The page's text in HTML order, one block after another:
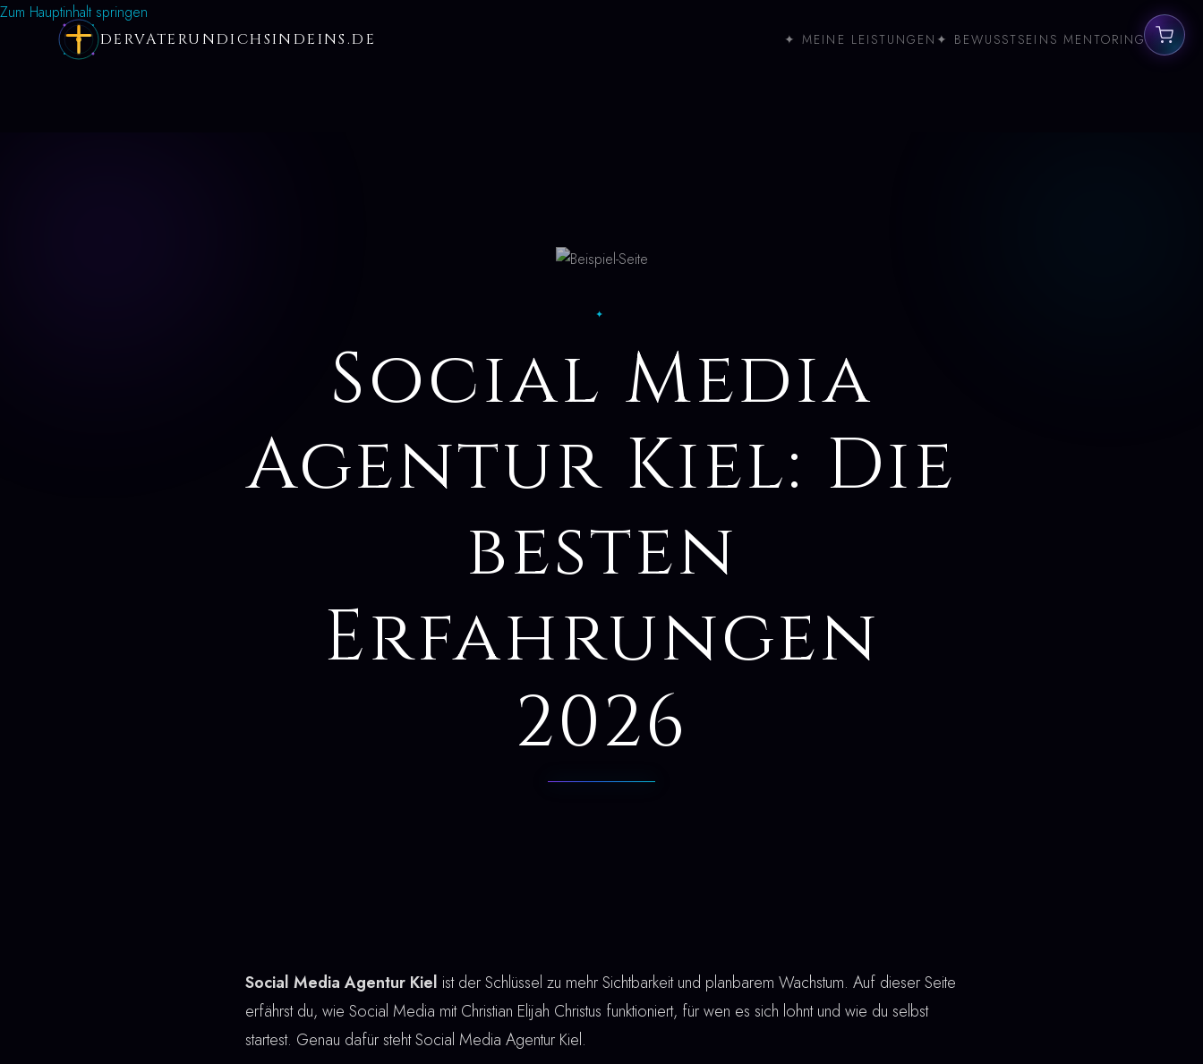
Zum Hauptinhalt springen
DERVATERUNDICHSINDEINS.DE ✦ MEINE LEISTUNGEN ✦ BEWUSSTSEINS MENTORING
✦
Social Media
Agentur Kiel: Die
besten
Erfahrungen
2026
Social Media Agentur Kiel ist der Schlüssel zu mehr Sichtbarkeit und planbarem Wachstum. Auf dieser Seite
erfährst du, wie Social Media mit Christian Elijah Christus funktioniert, für wen es sich lohnt und wie du selbst
startest. Genau dafür steht Social Media Agentur Kiel.